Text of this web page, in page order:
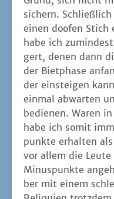
Minus­punk­te
ber mit einem
Reli­qui­en
noch schlim­me­re
ich in sol­chen
marsch
nis­mä­ßig wenig
Mich hat ST.
zeugt. So gut mir
kapp­ter Irland-
Spiel einen
gen mich ande­re
gen deut­lich mehr.